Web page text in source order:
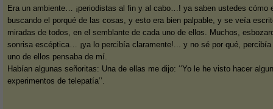
Era un ambiente… ¡periodistas al fin y al cabo…! ya saben ustedes
buscando el porqué de las cosas, y esto era bien palpable, y se veía
miradas de todos, en el semblante de cada uno de ellos. Muchos,
sonrisa escéptica… ¡ya lo percibía claramente!... y no sé por qué, percibía
uno de ellos pensaba de mí.
Habían algunas señoritas: Una de ellas me dijo: ‘‘Yo le he visto hacer
experimentos de telepatía’’.